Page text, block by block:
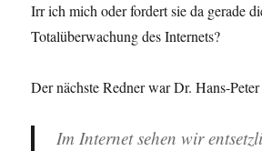
Irr ich mich oder fordert sie da gerade
Totalüberwachung des Internets?
Der nächste Redner war Dr. Hans-
Im Internet sehen wir